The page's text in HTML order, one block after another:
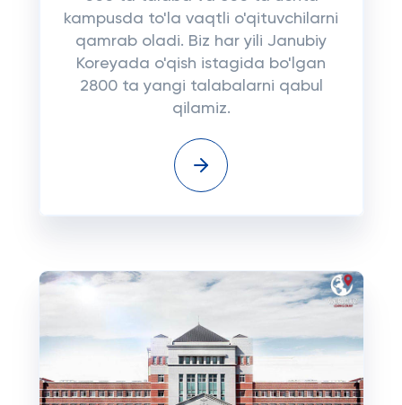
kampusda to'la vaqtli o'qituvchilarni
qamrab oladi. Biz har yili Janubiy
Koreyada o'qish istagida bo'lgan
2800 ta yangi talabalarni qabul
qilamiz.